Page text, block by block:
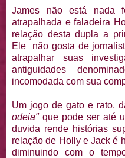
James não está nada
atrapalhada e faladeira
relação desta dupla a
Ele não gosta de
atrapalhar suas
antiguidades
incomodada com sua
Um jogo de gato e rato,
odeia"que pode ser até
duvida rende histórias
relação de Holly e Jack é
diminuindo com o